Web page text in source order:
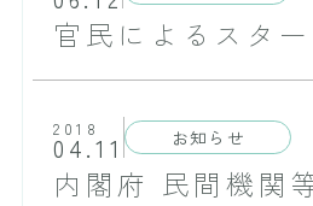
2018
04.11 お知らせ